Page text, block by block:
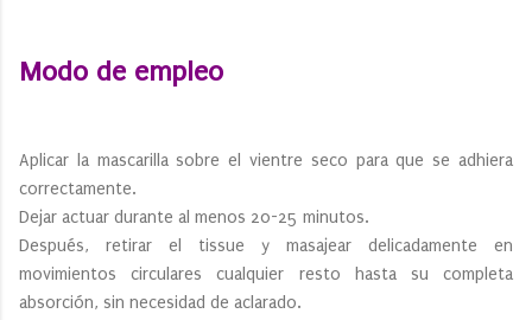
Modo de empleo
Aplicar la mascarilla sobre el vientre seco para que se adhiera
correctamente.
Dejar actuar durante al menos 20-25 minutos.
Después, retirar el tissue y masajear delicadamente en
movimientos circulares cualquier resto hasta su completa
absorción, sin necesidad de aclarado.